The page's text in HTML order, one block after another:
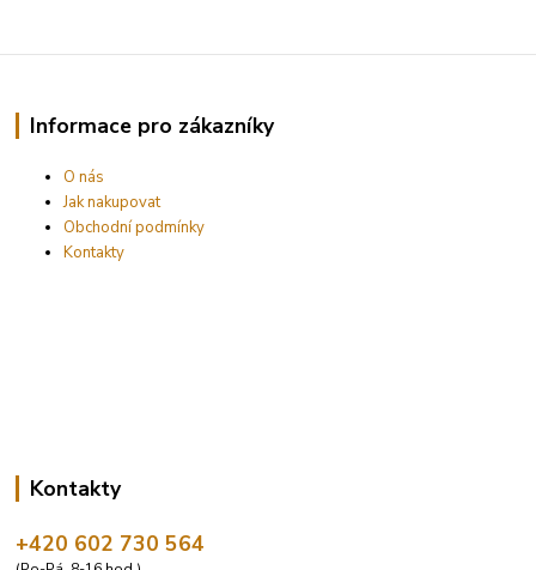
Informace pro zákazníky
O nás
Jak nakupovat
Obchodní podmínky
Kontakty
Kontakty
+420 602 730 564